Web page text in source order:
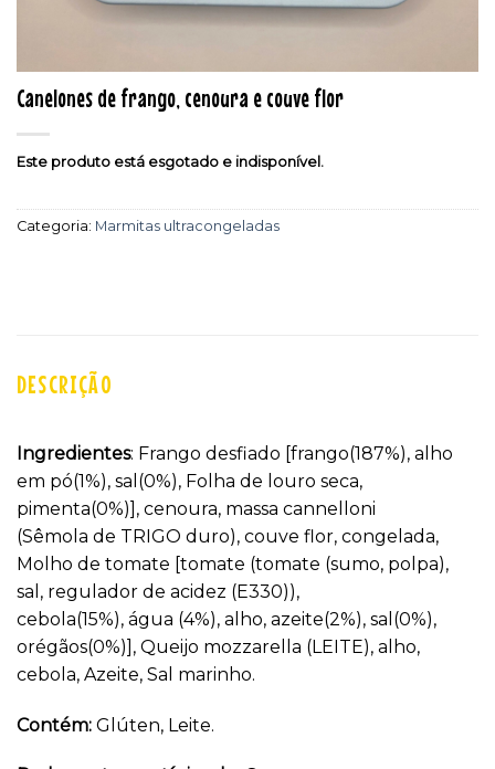
Canelones de frango, cenoura e couve flor
Este produto está esgotado e indisponível.
Categoria: Marmitas ultracongeladas
DESCRIÇÃO
Ingredientes: Frango desfiado [frango(187%), alho
em pó(1%), sal(0%), Folha de louro seca,
pimenta(0%)], cenoura, massa cannelloni
(Sêmola de TRIGO duro), couve flor, congelada,
Molho de tomate [tomate (tomate (sumo, polpa),
sal, regulador de acidez (E330)),
cebola(15%), água (4%), alho, azeite(2%), sal(0%),
orégãos(0%)], Queijo mozzarella (LEITE), alho,
cebola, Azeite, Sal marinho.
Contém: Glúten, Leite.